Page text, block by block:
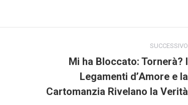
SUCCESSIVO
Mi ha Bloccato: Tornerà? I
Legamenti d’Amore e la
Cartomanzia Rivelano la Verità